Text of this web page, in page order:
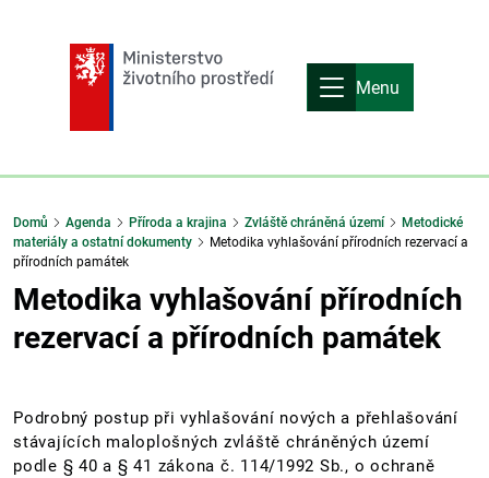
Menu
Domů Agenda Příroda a krajina Zvláště chráněná území
Metodické
materiály a ostatní dokumenty
Metodika vyhlašování přírodních rezervací a
přírodních památek
Metodika vyhlašování přírodních
rezervací a přírodních památek
Podrobný postup při vyhlašování nových a přehlašování
stávajících maloplošných zvláště chráněných území
podle § 40 a § 41 zákona č. 114/1992 Sb., o ochraně